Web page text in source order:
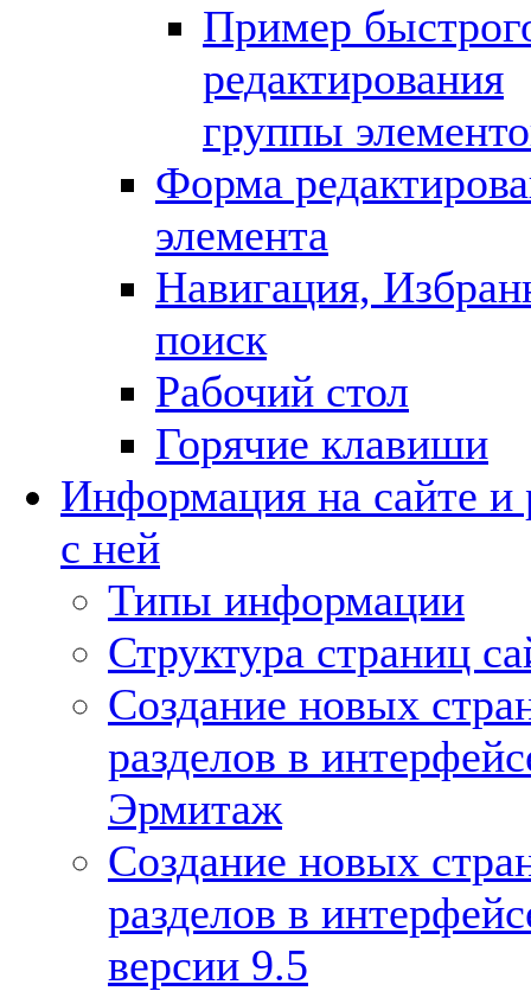
Пример
редактирования
группы
Форма
элемента
Навигация,
поиск
Рабочий стол
Горячие клавиши
Информация на сайте и
с ней
Типы информации
Структура страниц
Создание новых
разделов в
Эрмитаж
Создание новых
разделов в
версии 9.5